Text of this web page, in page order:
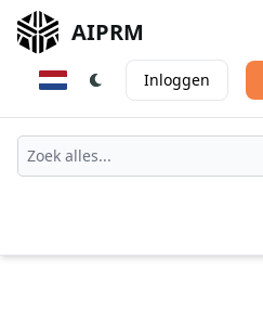
AIPRM
Inloggen